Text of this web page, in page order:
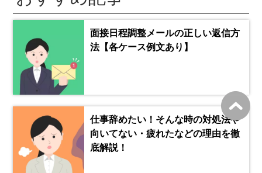
面接日程調整メールの正しい返信方
法【各ケース例文あり】
仕事辞めたい！そんな時の対処法や
向いてない・疲れたなどの理由を徹
底解説！